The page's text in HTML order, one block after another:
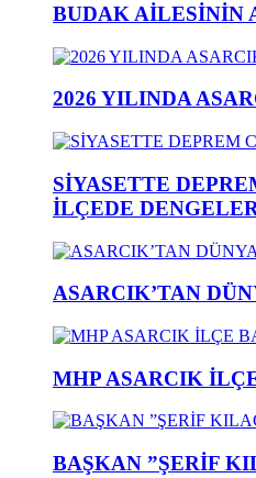
BUDAK AİLESİNİN
2026 YILINDA
SİYASETTE
İLÇEDE
ASARCIK’TAN
MHP ASARCIK
BAŞKAN ”ŞERİF